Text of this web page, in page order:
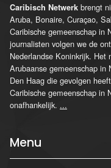
Caribisch Netwerk brengt
Aruba, Bonaire, Curaçao,
Caribische gemeenschap in
journalisten volgen we de
Nederlandse Koninkrijk.
Arubaanse gemeenschap in
Den Haag die gevolgen
Caribische gemeenschap in
onafhankelijk. ...
Menu